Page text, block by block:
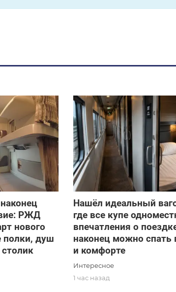
РЖД
нового
полки, душ
Нашёл идеальный
где все купе
впечатления о
наконец можно спать
и комфорте
Интересное
1 час назад